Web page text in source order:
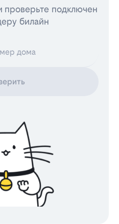
проверьте подключен
билайн